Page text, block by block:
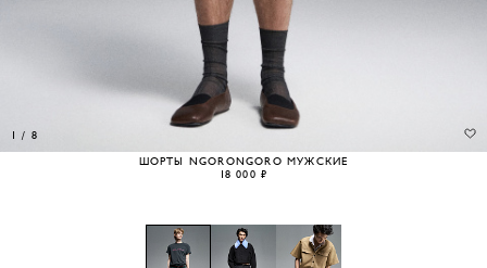
1 / 8
ШОРТЫ NGORONGORO МУЖСКИЕ
18 000 ₽